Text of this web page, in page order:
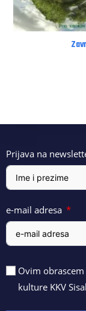
Prijava na
e-mail adresa
Ovim
kulture KKV